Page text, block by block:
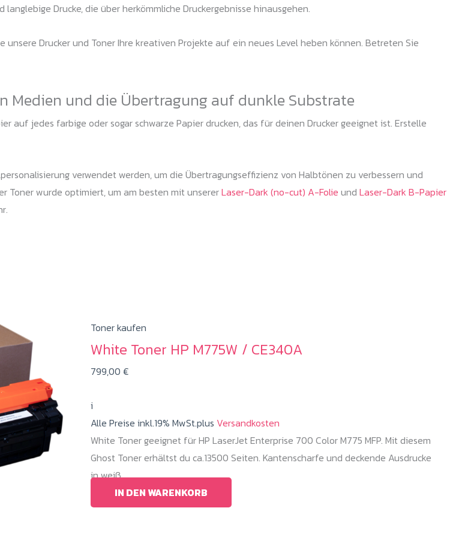
Drucke, die über herkömmliche Druckergebnisse hinausgehen.
Drucker und Toner Ihre kreativen Projekte auf ein neues Level heben können. Betreten Sie
Medien und die Übertragung auf dunkle Substrate
auf jedes farbige oder sogar schwarze Papier drucken, das für deinen Drucker geeignet ist. Erstelle
verwendet werden, um die Übertragungseffizienz von Halbtönen zu verbessern und
Toner wurde optimiert, um am besten mit unsererLaser-Dark (no-cut) A-Folie und Laser-Dark B-Papier
Toner kaufen
White Toner HP M775W / CE340A
799,00 €
i
Alle Preise inkl.19% MwSt.plus Versandkosten
White Toner geeignet für HP LaserJet Enterprise 700 Color M775 MFP. Mit diesem
Ghost Toner erhältst du ca.13500 Seiten. Kantenscharfe und deckende Ausdrucke
in weiß.
IN DEN WARENKORB